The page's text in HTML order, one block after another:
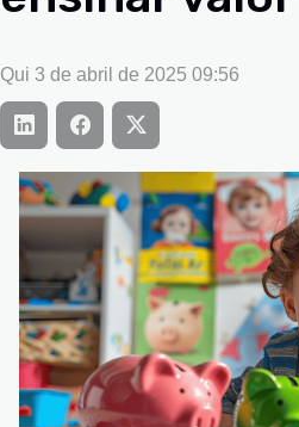
Qui 3 de abril de 2025 09:56